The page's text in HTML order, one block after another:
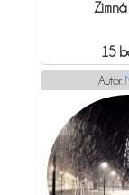
15
Autor: